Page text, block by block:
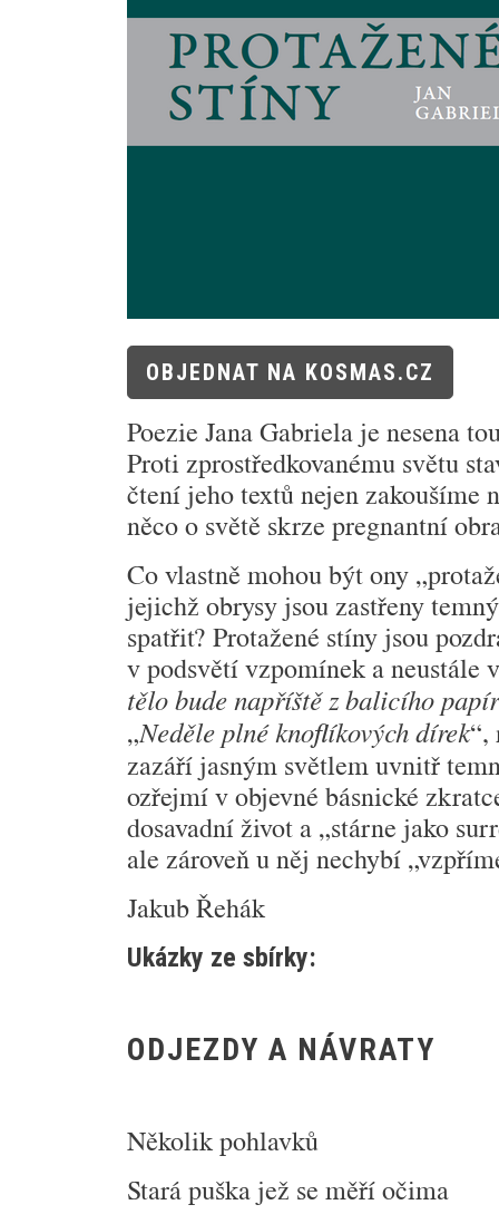
OBJEDNAT NA KOSMAS.CZ
Poezie Jana Gabriela je nesena
Proti zprostředko­vanému světu
čtení jeho textů nejen zakoušíme
něco o svě­tě skrze pregnantní
Co vlastně mohou být ony
jejichž obrysy jsou zastřeny
spatřit? Protažené stíny jsou
v podsvětí vzpomínek a neustále
tělo bude napříště z balicího
„Neděle plné knoflíkových dírek“,
zazáří jasným světlem uvnitř
ozřejmí v objevné básnické
dosavadní život a „stárne jako
ale zároveň u něj nechybí
Jakub Řehák
Ukázky ze sbírky:
ODJEZDY A NÁVRATY
Několik pohlavků
Stará puška jež se měří očima